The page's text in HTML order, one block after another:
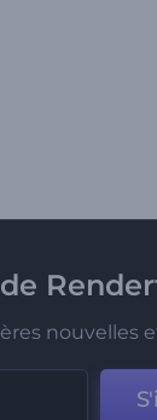
nouvelles